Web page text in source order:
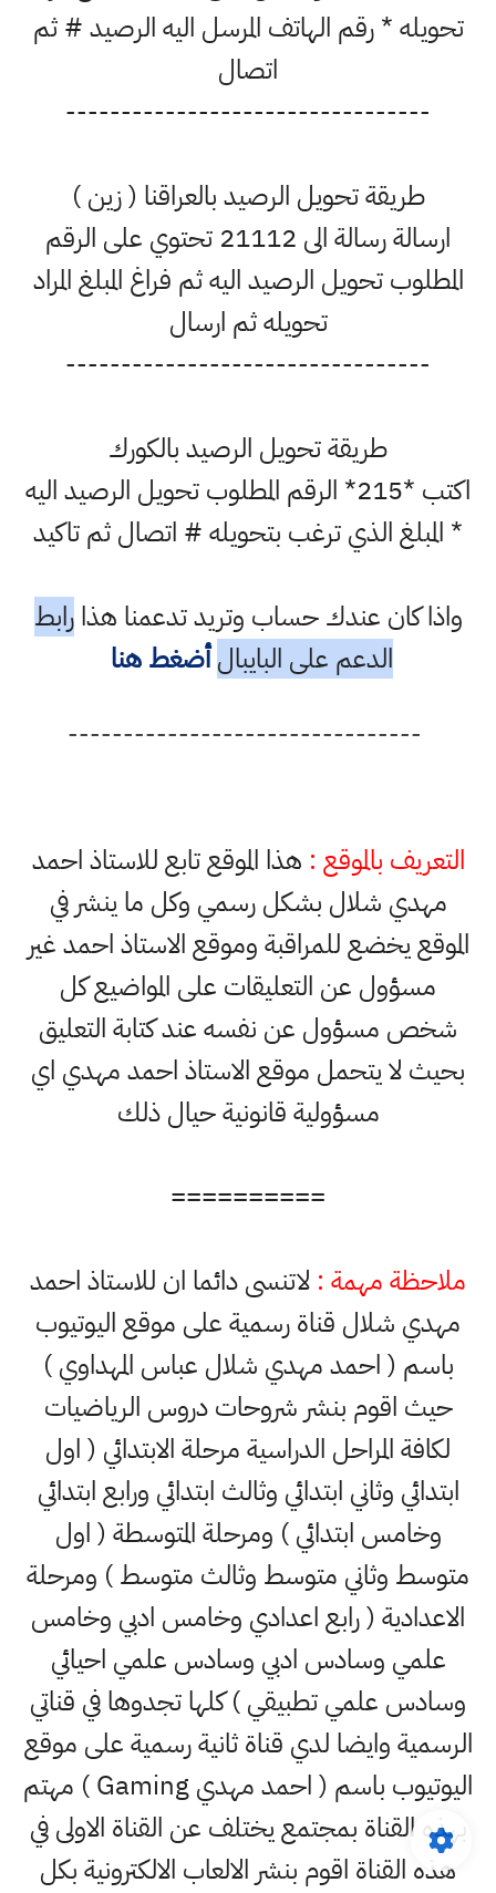
تحويله * رقم الهاتف المرسل اليه الرصيد # ثم
اتصال
---------------------------------
طريقة تحويل الرصيد بالعراقنا ( زين )
ارسالة رسالة الى 21112 تحتوي على الرقم
المطلوب تحويل الرصيد اليه ثم فراغ المبلغ المراد
تحويله ثم ارسال
---------------------------------
طريقة تحويل الرصيد بالكورك
اكتب *215* الرقم المطلوب تحويل الرصيد اليه
* المبلغ الذي ترغب بتحويله # اتصال ثم تاكيد
واذا كان عندك حساب وتريد تدعمنا هذارابط
الدعم على البايبال أضغط هنا
--------------------------------
التعريف بالموقع : هذا الموقع تابع للاستاذ احمد
مهدي شلال بشكل رسمي وكل ما ينشر في
الموقع يخضع للمراقبة وموقع الاستاذ احمد غير
مسؤول عن التعليقات على المواضيع كل
شخص مسؤول عن نفسه عند كتابة التعليق
بحيث لا يتحمل موقع الاستاذ احمد مهدي اي
مسؤولية قانونية حيال ذلك
==========
ملاحظة مهمة : لاتنسى دائما ان للاستاذ احمد
مهدي شلال قناة رسمية على موقع اليوتيوب
باسم ( احمد مهدي شلال عباس المهداوي )
حيث اقوم بنشر شروحات دروس الرياضيات
لكافة المراحل الدراسية مرحلة الابتدائي ( اول
ابتدائي وثاني ابتدائي وثالث ابتدائي ورابع ابتدائي
وخامس ابتدائي ) ومرحلة المتوسطة ( اول
متوسط وثاني متوسط وثالث متوسط ) ومرحلة
الاعدادية ( رابع اعدادي وخامس ادبي وخامس
علمي وسادس ادبي وسادس علمي احيائي
وسادس علمي تطبيقي ) كلها تجدوها في قناتي
الرسمية وايضا لدي قناة ثانية رسمية على موقع
اليوتيوب باسم ( احمد مهدي Gaming ) مهتم
بهذه القناة بمجتمع يختلف عن القناة الاولى في
هذه القناة اقوم بنشر الالعاب الالكترونية بكل